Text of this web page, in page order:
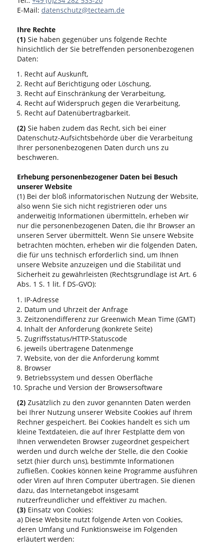
E-Mail: datenschutz@tecteam.de
Ihre Rechte
(1) Sie haben gegenüber uns folgende Rechte
hinsichtlich der Sie betreffenden personenbezogenen
Daten:
Recht auf Auskunft,
Recht auf Berichtigung oder Löschung,
Recht auf Einschränkung der Verarbeitung,
Recht auf Widerspruch gegen die Verarbeitung,
Recht auf Datenübertragbarkeit.
(2) Sie haben zudem das Recht, sich bei einer
Datenschutz-Aufsichtsbehörde über die Verarbeitung
Ihrer personenbezogenen Daten durch uns zu
beschweren.
Erhebung personenbezogener Daten bei Besuch
unserer Website
(1) Bei der bloß informatorischen Nutzung der Website,
also wenn Sie sich nicht registrieren oder uns
anderweitig Informationen übermitteln, erheben wir
nur die personenbezogenen Daten, die Ihr Browser an
unseren Server übermittelt. Wenn Sie unsere Website
betrachten möchten, erheben wir die folgenden Daten,
die für uns technisch erforderlich sind, um Ihnen
unsere Website anzuzeigen und die Stabilität und
Sicherheit zu gewährleisten (Rechtsgrundlage ist Art. 6
Abs. 1 S. 1 lit. f DS-GVO):
IP-Adresse
Datum und Uhrzeit der Anfrage
Zeitzonendifferenz zur Greenwich Mean Time (GMT)
Inhalt der Anforderung (konkrete Seite)
Zugriffsstatus/HTTP-Statuscode
jeweils übertragene Datenmenge
Website, von der die Anforderung kommt
Browser
Betriebssystem und dessen Oberfläche
Sprache und Version der Browsersoftware
(2) Zusätzlich zu den zuvor genannten Daten werden
bei Ihrer Nutzung unserer Website Cookies auf Ihrem
Rechner gespeichert. Bei Cookies handelt es sich um
kleine Textdateien, die auf Ihrer Festplatte dem von
Ihnen verwendeten Browser zugeordnet gespeichert
werden und durch welche der Stelle, die den Cookie
setzt (hier durch uns), bestimmte Informationen
zufließen. Cookies können keine Programme ausführen
oder Viren auf Ihren Computer übertragen. Sie dienen
dazu, das Internetangebot insgesamt
nutzerfreundlicher und effektiver zu machen.
(3) Einsatz von Cookies:
a) Diese Website nutzt folgende Arten von Cookies,
deren Umfang und Funktionsweise im Folgenden
erläutert werden: